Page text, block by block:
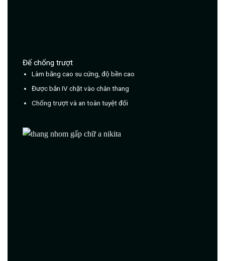
Đế chống trượt
Làm bằng cao su cứng, độ bền cao
Được bắn IV chặt vào chân thang
Chống trượt và an toàn tuyệt đối